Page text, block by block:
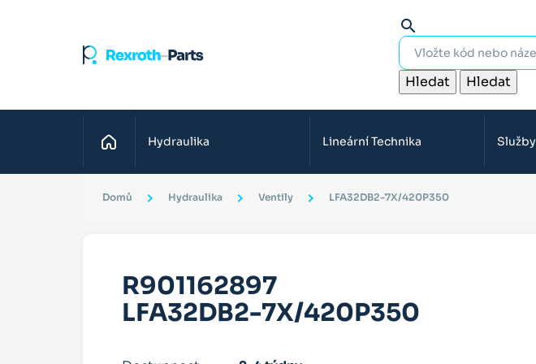
search
Hledat Hledat
Domů Hydraulika Lineární Technika Služby
Domů Hydraulika Ventily LFA32DB2-7X/420P350
R901162897
LFA32DB2-7X/420P350